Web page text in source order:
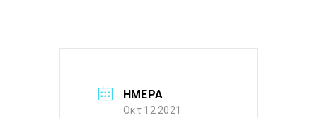
ΗΜΕΡΑ
Οκτ 12 2021